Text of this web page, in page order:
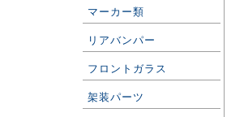
マーカー類
リアバンパー
フロントガラス
架装パーツ